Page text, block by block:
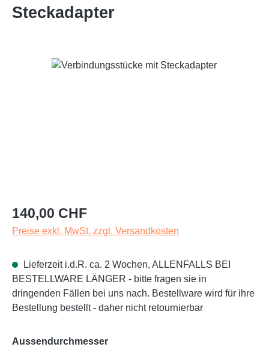
Steckadapter
Bildergalerie überspringen
Regulärer Preis:
140,00 CHF
Preise exkl. MwSt. zzgl. Versandkosten
Lieferzeit i.d.R. ca. 2 Wochen, ALLENFALLS BEI
BESTELLWARE LÄNGER - bitte fragen sie in
dringenden Fällen bei uns nach. Bestellware wird für ihre
Bestellung bestellt - daher nicht retournierbar
Aussendurchmesserauswählen